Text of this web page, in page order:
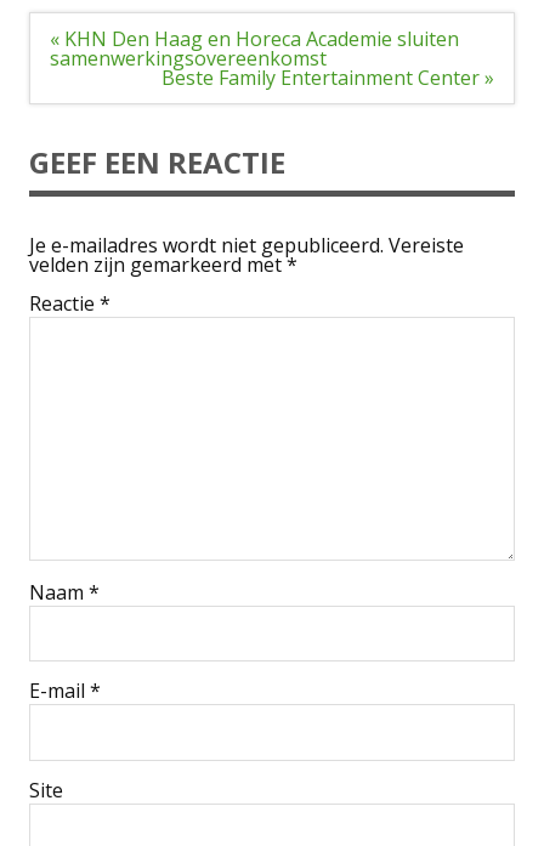
Bericht
navigatie
« KHN Den Haag en Horeca Academie sluiten
samenwerkingsovereenkomst
Beste Family Entertainment Center »
GEEF EEN REACTIE
Je e-mailadres wordt niet gepubliceerd. Vereiste
velden zijn gemarkeerd met*
Reactie *
Naam *
E-mail *
Site